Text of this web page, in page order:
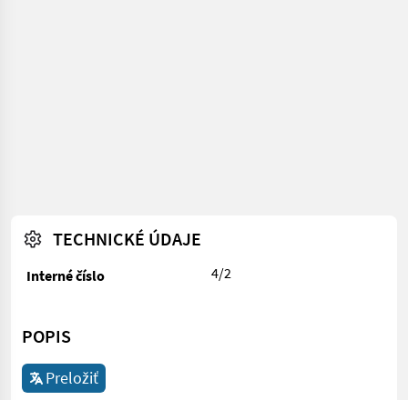
TECHNICKÉ ÚDAJE
Interné číslo 4/2
POPIS
Preložiť